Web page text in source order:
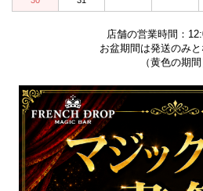
店舗の営業時間：
お盆期間は発送のみと
（黄色の期間